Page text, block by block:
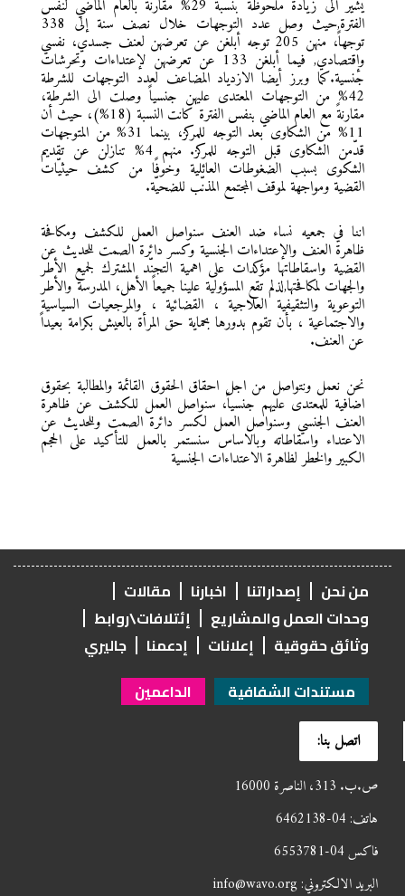
يشير الى زيادة ملحوظة بنسبة 29% مقارنة بالعام الماضي لنفس
الفترة,حيث وصل عدد التوجهات خلال نصف سنة إلى 338
توجهاً، منهن 205 توجه أبلغن عن تعرضهن لعنف جسدي، نفسي
وإقتصادي, فيما أبلغن 133 عن تعرضهن لإعتداءات وتحرشات
جنسية.كما وبرز أيضا الازدياد المضاعف لعدد التوجهات للشرطة
42% من التوجهات المعتدى عليهن جنسياً وصلت الى الشرطة،
مقارنةً مع العام الماضي بنفس الفترة كانت النسبة (18%)، حيث أن
11% من الشكاوى بعد التوجه للمركز، بينما 31% من المتوجهات
قدّمن الشكاوى قبل التوجه للمركز. منهم 4% تنازلن عن تقديم
الشكوى بسبب الضغوطات العائلية وخوفًا من كشف حيثيّات
القضية ومواجهة لموقف المجتمع المذنّب للضحيّة.
اننا في جمعيه نساء ضد العنف سنواصل العمل للكشف ومكافحة
ظاهرة العنف والإعتداءات الجنسية وكسر دائرة الصمت للحديث عن
القضية واسقاطاتها مؤكدات على اهمية التجنّد المشترك لجميع الأطر
والجهات لمكافحتها,لذلم تقع المسؤولية علينا جميعاً الأهل، المدرسة والأطر
التوعوية والتثقيفية العلاجية ، القضائية ، والمرجعيات السياسية
والاجتماعية ، بأن تقوم بدورها بحماية حق المرأة بالعيش بكرامة بعيداً
عن العنف.
نحن نعمل ونتواصل من اجل احقاق الحقوق القائمة والمطالبة بحقوق
اضافية للمعتدى عليهم جنسياً، سنواصل العمل للكشف عن ظاهرة
العنف الجنسي وسنواصل العمل لكسر دائرة الصمت وللحديث عن
الاعتداء واسقاطاته وبالاساس سنستمر بالعمل للتأكيد على الحجم
الكبير والخطر لظاهرة الاعتداءات الجنسية
اتصل بنا:
ص.ب. 313، الناصرة 16000
هاتف: 04-6462138
فاكس 04-6553781
البريد الالكتروني: info@wavo.org
من نحن إصداراتنا اخبارنا
مقالات
وحدات العمل والمشاريع
إئتلافات\روابط
وثائق حقوقية
إعلانات إدعمنا
جاليري
مستندات الشفافية
الداعمين